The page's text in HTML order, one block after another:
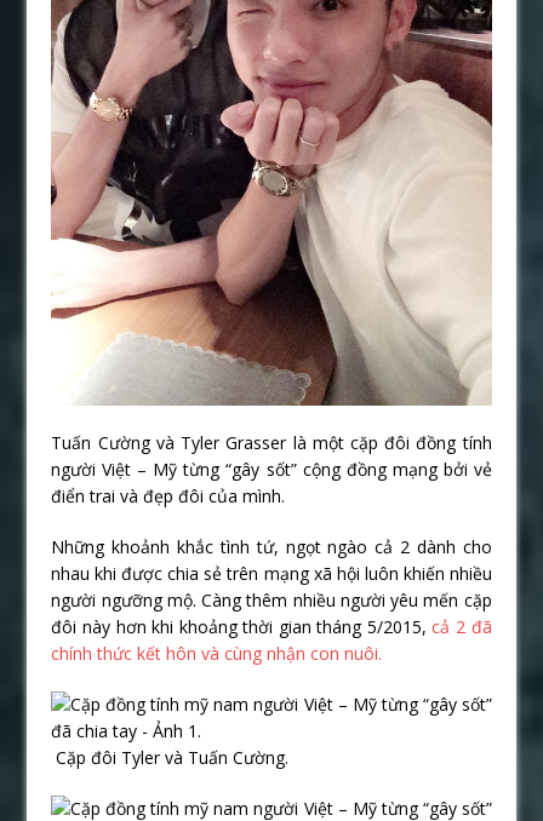
Tuấn Cường và Tyler Grasser là một cặp đôi đồng tính
người Việt – Mỹ từng “gây sốt” cộng đồng mạng bởi vẻ
điển trai và đẹp đôi của mình.
Những khoảnh khắc tình tứ, ngọt ngào cả 2 dành cho
nhau khi được chia sẻ trên mạng xã hội luôn khiến nhiều
người ngưỡng mộ. Càng thêm nhiều người yêu mến cặp
đôi này hơn khi khoảng thời gian tháng 5/2015,cả 2 đã
chính thức kết hôn và cùng nhận con nuôi.
Cặp đôi Tyler và Tuấn Cường.